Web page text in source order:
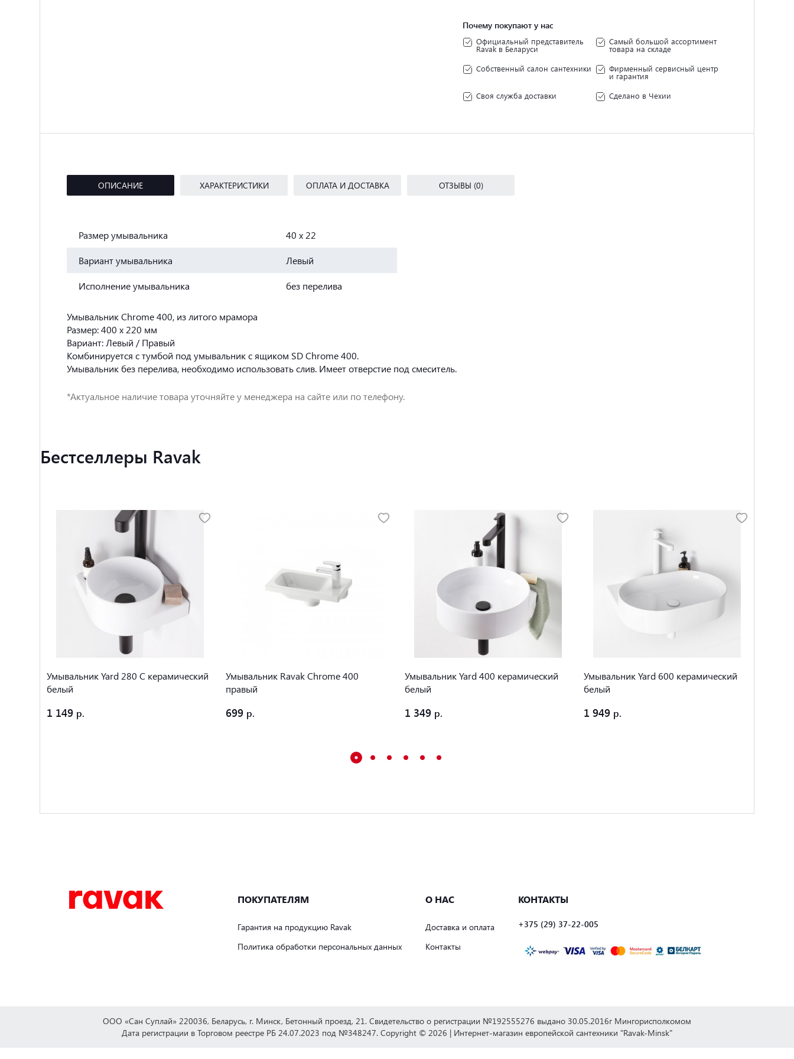
Почему покупают у нас
Официальный представитель
Ravak в Беларуси
Самый большой ассортимент
товара на складе
Собственный салон сантехники
Фирменный сервисный центр
и гарантия
Своя служба доставки
Сделано в Чехии
ОПИСАНИЕ ХАРАКТЕРИСТИКИ ОПЛАТА И ДОСТАВКА ОТЗЫВЫ (0)
Размер умывальника 40 x 22
Вариант умывальника Левый
Исполнение умывальника без перелива
Умывальник Chrome 400, из литого мрамора
Размер: 400 x 220 мм
Вариант: Левый / Правый
Комбинируется с тумбой под умывальник с ящиком SD Chrome 400.
Умывальник без перелива, необходимо использовать слив. Имеет отверстие под смеситель.
*Актуальное наличие товара уточняйте у менеджера на сайте или по телефону.
Бестселлеры Ravak
Умывальник Yard 280 C керамический
белый
1 149
Умывальник Ravak Chrome 400
правый
699
Умывальник Yard 400 керамический
белый
1 349
Умывальник Yard 600 керамический
белый
1 949
ПОКУПАТЕЛЯМ
Гарантия на продукцию Ravak
Политика обработки персональных данных
О НАС
Доставка и оплата
Контакты
КОНТАКТЫ
+375 (29) 37-22-005
ООО «Сан Суплай» 220036, Беларусь, г. Минск, Бетонный проезд, 21. Свидетельство о регистрации №192555276 выдано 30.05.2016г Мингорисполкомом
Дата регистрации в Торговом реестре РБ 24.07.2023 под №348247. Copyright © 2026 | Интернет-магазин европейской сантехники "Ravak-Minsk"